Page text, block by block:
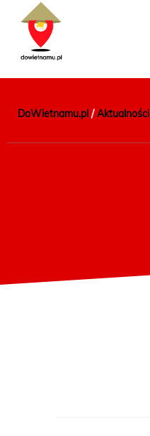
DoWietnamu.pl /Aktualności